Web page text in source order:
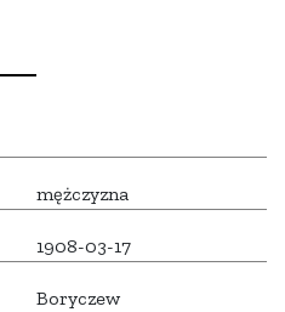
mężczyzna
1908-03-17
Boryczew